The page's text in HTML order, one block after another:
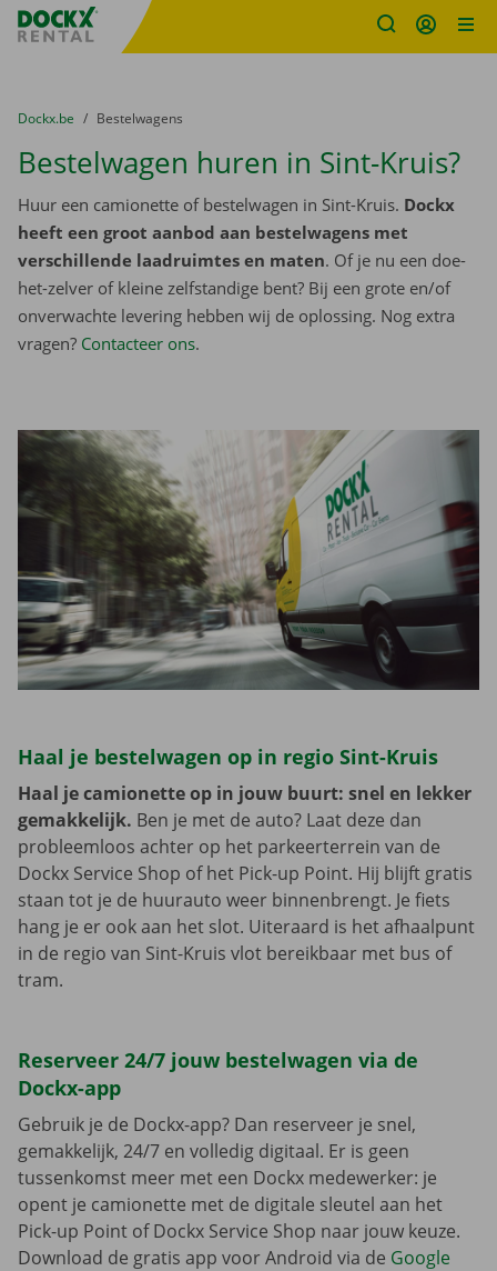
Fratello DEMO
U bevindt zich hier:
van
Dockx.be naar
Bestelwagens
Bestelwagen huren in Sint-Kruis?
Huur een camionette of bestelwagen in Sint-Kruis. Dockx
heeft een groot aanbod aan bestelwagens met
verschillende laadruimtes en maten. Of je nu een doe-
het-zelver of kleine zelfstandige bent? Bij een grote en/of
onverwachte levering hebben wij de oplossing. Nog extra
vragen? Contacteer ons.
Haal je bestelwagen op in regio Sint-Kruis
Haal je camionette op in jouw buurt: snel en lekker
gemakkelijk. Ben je met de auto? Laat deze dan
probleemloos achter op het parkeerterrein van de
Dockx Service Shop of het Pick-up Point. Hij blijft gratis
staan tot je de huurauto weer binnenbrengt. Je fiets
hang je er ook aan het slot. Uiteraard is het afhaalpunt
in de regio van Sint-Kruis vlot bereikbaar met bus of
tram.
Reserveer 24/7 jouw bestelwagen via de
Dockx-app
Gebruik je de Dockx-app? Dan reserveer je snel,
gemakkelijk, 24/7 en volledig digitaal. Er is geen
tussenkomst meer met een Dockx medewerker: je
opent je camionette met de digitale sleutel aan het
Pick-up Point of Dockx Service Shop naar jouw keuze.
Download de gratis app voor Android via de Google